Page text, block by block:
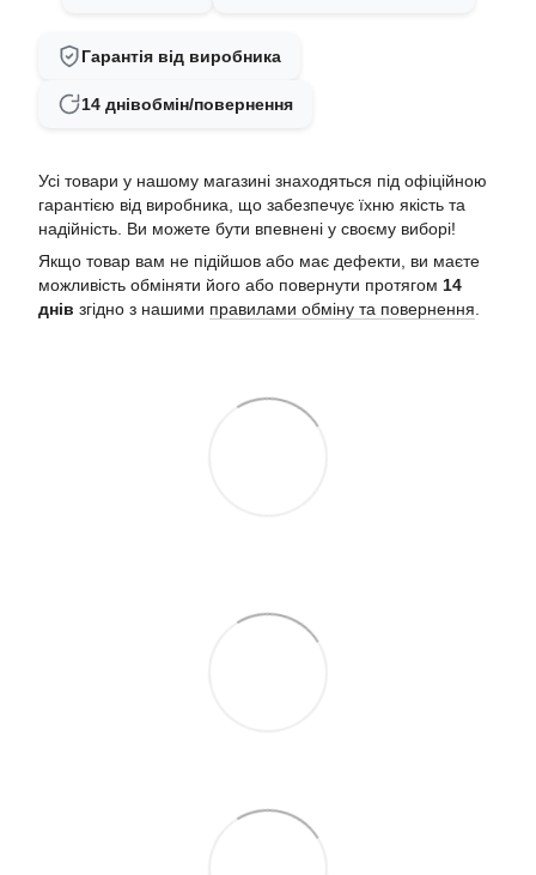
Гарантія від виробника
14 днівобмін/повернення
Усі товари у нашому магазині знаходяться під офіційною
гарантією від виробника, що забезпечує їхню якість та
надійність. Ви можете бути впевнені у своєму виборі!
Якщо товар вам не підійшов або має дефекти, ви маєте
можливість обміняти його або повернути протягом 14
днів згідно з нашими правилами обміну та повернення